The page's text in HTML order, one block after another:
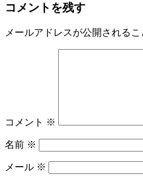
コメントを残す
メールアドレスが公開されるこ
コメント ※
名前 ※
メール ※